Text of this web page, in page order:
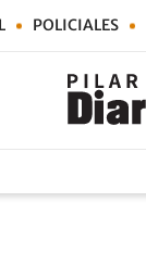
POLICIALES